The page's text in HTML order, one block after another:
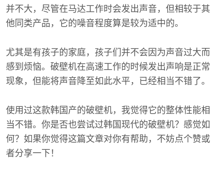
并不大，尽管在马达工作时会发出声音，但相较于其
他同类产品，它的噪音程度算是较为适中的。
尤其是有孩子的家庭，孩子们并不会因为声音过大而
感到烦恼。破壁机在高速工作的时候发出声响是正常
现象，但能将声音降至如此水平，已经相当不错了。
使用过这款韩国产的破壁机，我觉得它的整体性能相
当不错。你是否也尝试过韩国现代的破壁机？感觉如
何？如果你觉得这篇文章对你有帮助，不妨点个赞或
者分享一下！